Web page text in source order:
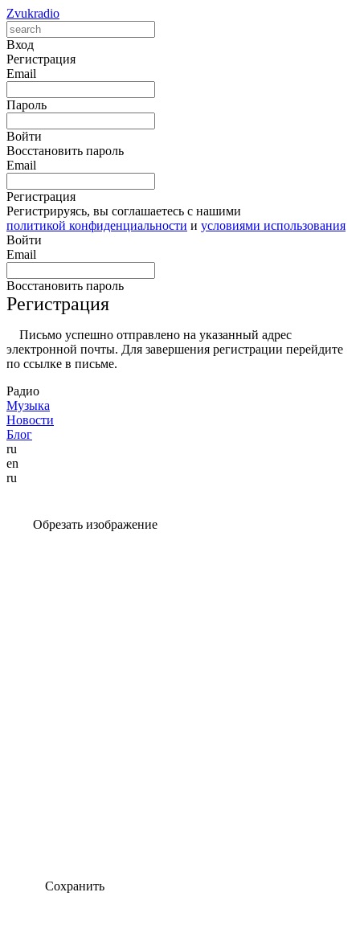
Zvukradio
Вход
Регистрация
Email
Пароль
Войти
Восстановить пароль
Email
Регистрация
Регистрируясь, вы соглашаетесь с нашими
политикой конфиденциальности и условиями использования
Войти
Email
Восстановить пароль
Регистрация
Письмо успешно отправлено на указанный адрес
электронной почты. Для завершения регистрации перейдите
по ссылке в письме.
Радио
Музыка
Новости
Блог
ru
en
ru
Обрезать изображение
Сохранить